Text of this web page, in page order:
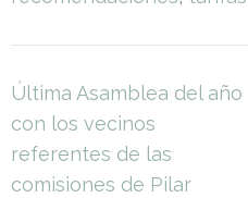
Navegación
de
entradas
Última Asamblea del año
con los vecinos
referentes de las
comisiones de Pilar